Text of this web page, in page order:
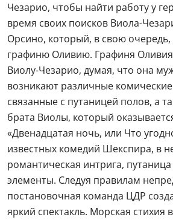
Чезарио, чтобы найти работу у
время своих поисков Виола-
Орсино, который, в свою
графиню Оливию. Графиня
Виолу-Чезарио, думая, что она
возникают различные
связанные с путаницей полов, а
брата Виолы, который
«Двенадцатая ночь, или Что
известных комедий Шекспира, в
романтическая интрига,
элементы. Следуя правилам
постановочная команда ЦДР
яркий спектакль. Морская стихия